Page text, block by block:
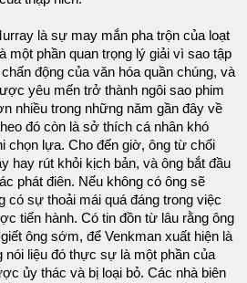
là sự may mắn pha trộn của loạt
một phần quan trọng lý giải vì sao tập
động của văn hóa quần chúng, và
yêu mến trở thành ngôi sao phim
nhiều trong những năm gần đây về
đó còn là sở thích cá nhân khó
chọn lựa. Cho đến giờ, ông từ chối
hay rút khỏi kịch bản, và ông bắt đầu
phát điên. Nếu không có ông sẽ
có sự thoải mái quá đáng trong việc
tiến hành. Có tin đồn từ lâu rằng ông
ông sớm, để Venkman xuất hiện là
nói liệu đó thực sự là một phần của
ủy thác và bị loại bỏ. Các nhà biên